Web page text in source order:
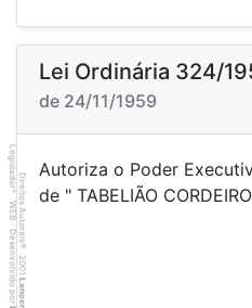
Lei Ordinária 324/
de 24/11/1959
Autoriza o Poder
de " TABELIÃO
Direitos Autorais
©
2001
Lancer
Legislador
®
WEB - Desenvolvido por